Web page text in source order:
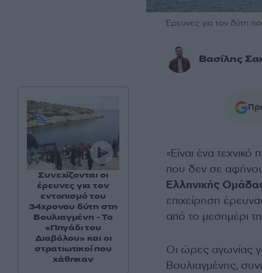
Έρευνες για τον δύτη
Βασίλης
«Είναι ένα
που δεν σε
Ελληνικής
επιχείρηση
από το μεσημέρι
Οι ώρες αγωνίας
Βουλιαγμένης,
Συνεχίζονται οι
έρευνες για τον
εντοπισμό του
34χρονου δύτη στη
Βουλιαγμένη - Το
«Πηγάδι του
Διαβόλου» και οι
στρατιωτικοί που
χάθηκαν